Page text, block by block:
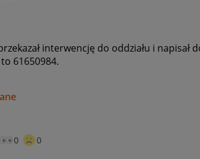
interwencję do oddziału i napisał
61650984.
0 0